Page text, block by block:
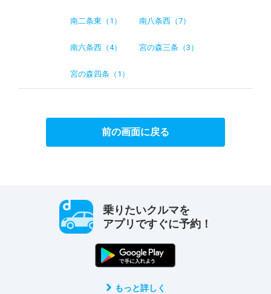
南二条東（1） 南八条西（7）
南六条西（4） 宮の森三条（3）
宮の森四条（1）
前の画面に戻る
乗りたいクルマを
アプリですぐに予約！
もっと詳しく